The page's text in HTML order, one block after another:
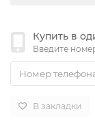
Купить в
Введите
В закладки